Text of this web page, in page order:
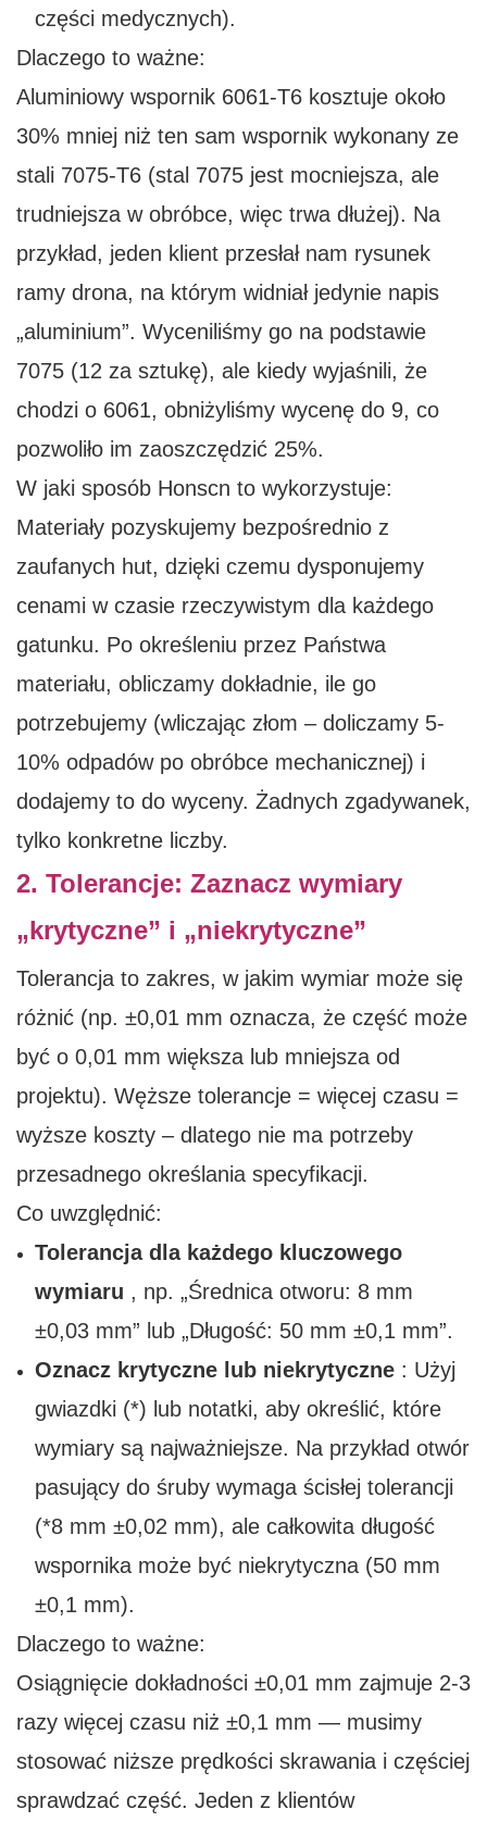
części medycznych).
Dlaczego to ważne:
Aluminiowy wspornik 6061-T6 kosztuje około
30% mniej niż ten sam wspornik wykonany ze
stali 7075-T6 (stal 7075 jest mocniejsza, ale
trudniejsza w obróbce, więc trwa dłużej). Na
przykład, jeden klient przesłał nam rysunek
ramy drona, na którym widniał jedynie napis
„aluminium”. Wyceniliśmy go na podstawie
7075 (12 za sztukę), ale kiedy wyjaśnili, że
chodzi o 6061, obniżyliśmy wycenę do 9, co
pozwoliło im zaoszczędzić 25%.
W jaki sposób Honscn to wykorzystuje:
Materiały pozyskujemy bezpośrednio z
zaufanych hut, dzięki czemu dysponujemy
cenami w czasie rzeczywistym dla każdego
gatunku. Po określeniu przez Państwa
materiału, obliczamy dokładnie, ile go
potrzebujemy (wliczając złom – doliczamy 5-
10% odpadów po obróbce mechanicznej) i
dodajemy to do wyceny. Żadnych zgadywanek,
tylko konkretne liczby.
2. Tolerancje: Zaznacz wymiary
„krytyczne” i „niekrytyczne”
Tolerancja to zakres, w jakim wymiar może się
różnić (np. ±0,01 mm oznacza, że ​​część może
być o 0,01 mm większa lub mniejsza od
projektu). Węższe tolerancje = więcej czasu =
wyższe koszty – dlatego nie ma potrzeby
przesadnego określania specyfikacji.
Co uwzględnić:
Tolerancja dla każdego kluczowego
wymiaru , np. „Średnica otworu: 8 mm
±0,03 mm” lub „Długość: 50 mm ±0,1 mm”.
Oznacz krytyczne lub niekrytyczne: Użyj
gwiazdki (*) lub notatki, aby określić, które
wymiary są najważniejsze. Na przykład otwór
pasujący do śruby wymaga ścisłej tolerancji
(*8 mm ±0,02 mm), ale całkowita długość
wspornika może być niekrytyczna (50 mm
±0,1 mm).
Dlaczego to ważne:
Osiągnięcie dokładności ±0,01 mm zajmuje 2-3
razy więcej czasu niż ±0,1 mm — musimy
stosować niższe prędkości skrawania i częściej
sprawdzać część. Jeden z klientów